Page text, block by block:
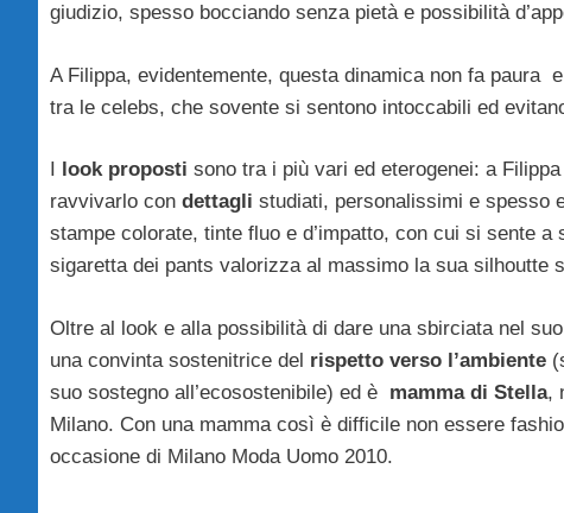
giudizio, spesso bocciando senza pietà e possibilità
A Filippa, evidentemente, questa dinamica non fa paura
tra le celebs, che sovente si sentono intoccabili ed
look proposti sono tra i più vari ed eterogenei: a
ravvivarlo con dettagli studiati, personalissimi e spesso
stampe colorate, tinte fluo e d’impatto, con cui si sente a
sigaretta dei pants valorizza al massimo la sua silhoutte
Oltre al look e alla possibilità di dare una sbirciata nel
una convinta sostenitrice del rispetto verso l’ambiente
suo sostegno all’ecosostenibile) ed è mamma di Stella,
Milano. Con una mamma così è difficile non essere
occasione di Milano Moda Uomo 2010.